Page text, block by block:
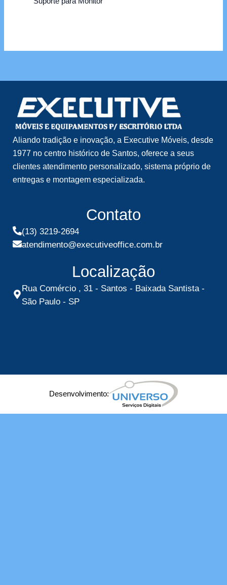
Aliando tradição e inovação, a Executive Móveis, desde
1977 no centro histórico de Santos, oferece a seus
clientes atendimento personalizado, sistema próprio de
entregas e montagem especializada.
Contato
(13) 3219-2694
atendimento@executiveoffice.com.br
Localização
Rua Comércio , 31 - Santos - Baixada Santista -
São Paulo - SP
Desenvolvimento: